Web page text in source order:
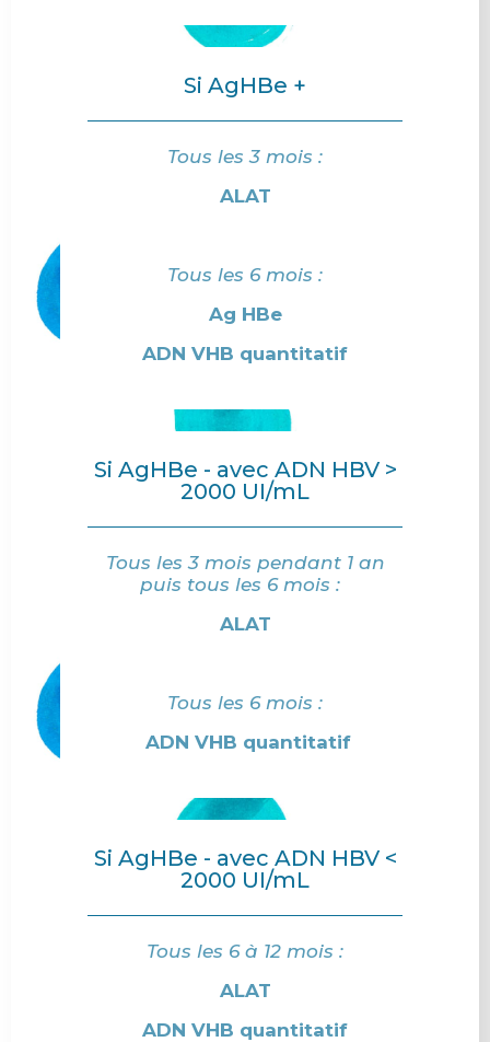
Si AgHBe +
Tous les 3 mois :
ALAT
Tous les 6 mois :
Ag HBe
ADN VHB quantitatif
Si AgHBe - avec ADN HBV >
2000 UI/mL
Tous les 3 mois pendant 1 an
puis tous les 6 mois :
ALAT
Tous les 6 mois :
ADN VHB quantitatif
Si AgHBe - avec ADN HBV <
2000 UI/mL
Tous les 6 à 12 mois :
ALAT
ADN VHB quantitatif